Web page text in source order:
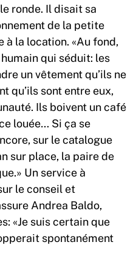
ronde. Il disait sa
de la petite
la location. «Au fond,
qui séduit: les
un vêtement qu’ils ne
qu’ils sont entre eux,
Ils boivent un café
louée… Si ça se
sur le catalogue
sur place, la paire de
Un service à
le conseil et
Andrea Baldo,
«Je suis certain que
spontanément